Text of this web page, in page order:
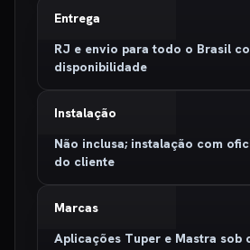
Entrega
RJ e envio para todo o Brasil
disponibilidade
Instalação
Não inclusa; instalação com
do cliente
Marcas
Aplicações Tuper e Mastra sob